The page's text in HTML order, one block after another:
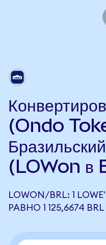
(Ondo
(LOWon в
LOWON/BRL: 1
РАВНО 1 125,6674 BRL